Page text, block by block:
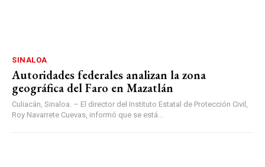
SINALOA
Autoridades federales analizan la zona
geográfica del Faro en Mazatlán
Culiacán, Sinaloa. – El director del Instituto Estatal de Protección Civil,
Roy Navarrete Cuevas, informó que se está...